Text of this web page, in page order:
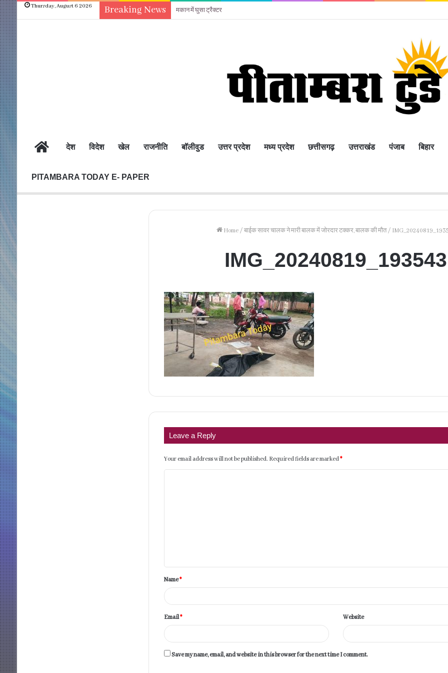
Thursday, August 6 2026 Breaking News मकान में घुसा ट्रैक्टर
होम देश विदेश खेल राजनीति बॉलीवुड उत्तर प्रदेश मध्य प्रदेश छत्तीसगढ़ उत्तराखंड पंजाब बिहार
PITAMBARA TODAY E- PAPER
Home / बाईक सावर चालक ने मारी बालक में जोरदार टक्कर, बालक की मौत /
IMG_20240819_193543
Leave a Reply
Your email address will not be published. Required fields are marked*
t
*Name*
Email* Website
Save my name, email, and website in this browser for the next time I comment.